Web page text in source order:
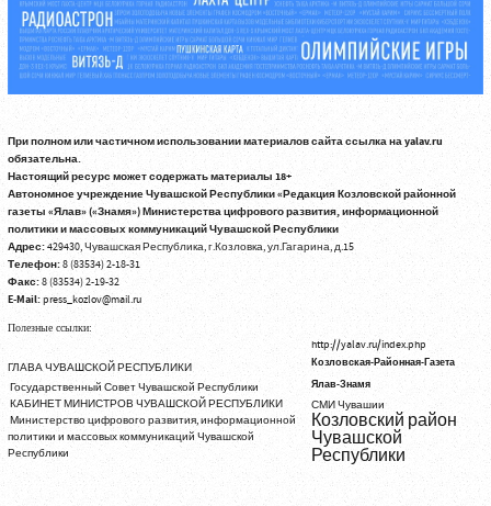
При полном или частичном использовании материалов сайта ссылка на yalav.ru
обязательна.
Настоящий ресурс может содержать материалы 18+
Автономное учреждение Чувашской Республики «Редакция Козловской районной
газеты «Ялав» («Знамя») Министерства цифрового развития, информационной
политики и массовых коммуникаций Чувашской Республики
Адрес:429430, Чувашская Республика, г.Козловка, ул.Гагарина, д.15
Телефон:8 (83534) 2-18-31
Факс:8 (83534) 2-19-32
E-Mail:press_kozlov@mail.ru
Полезные ссылки:
ГЛАВА ЧУВАШСКОЙ РЕСПУБЛИКИ
Государственный Совет Чувашской Республики
КАБИНЕТ МИНИСТРОВ ЧУВАШСКОЙ РЕСПУБЛИКИ
Министерство цифрового развития, информационной
политики и массовых коммуникаций Чувашской
Республики
http://yalav.ru/index.php
Козловская-Районная-Газета
Ялав-Знамя
СМИ Чувашии
Козловский район
Чувашской
Республики